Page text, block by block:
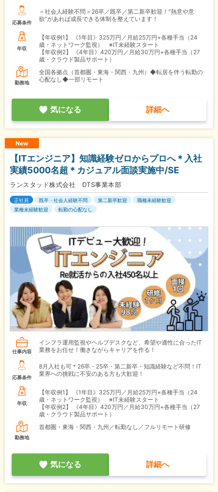
応募条件
＜社会人経験不問＞26卒／既卒／第二新卒歓迎！"熱意や意
欲"があれば成長できる体制を整えています！
年収
【年収例1】
《1年目》325万円／月給25万円+各種手当（24
歳・ネットワーク監視） ※IT未経験スタート
【年収例2】
《4年目》420万円／月給30万円+各種手当（27
歳・クラウド製品サポート）
勤務地
全国各拠点（首都圏・東海・関西・九州）◆転居を伴う転勤の
心配なし◆一部リモート
気になる 詳細へ
New
【ITエンジニア】知識経験ゼロからプロへ＊入社
実績5000名超＊カジュアル面談実施中/SE
ランスタッド株式会社 DTS事業本部
正社員 既卒・社会人経験不問 第二新卒歓迎
職種未経験歓迎
業種未経験歓迎
転勤の心配なし
仕事内容
インフラ運用監視やヘルプデスクなど、希望や適性に合ったIT
業務をお任せ！働きながらキャリアを作る！
応募条件
8月入社も可＊26卒・25卒・第二新卒・知識経験など不問！IT
業界への挑戦に不安のある方も大歓迎！
年収
【年収例1】
《1年目》325万円／月給25万円+各種手当（24
歳・ネットワーク監視） ※IT未経験スタート
【年収例2】
《4年目》420万円／月給30万円+各種手当（27
歳・クラウド製品サポート）
勤務地
首都圏・東海・関西・九州／転勤なし／フルリモート研修
気になる 詳細へ